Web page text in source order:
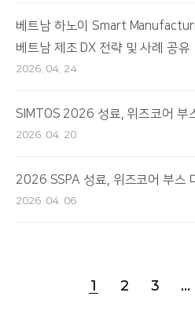
베트남 하노이 Smart
베트남 제조 DX 전략 및 사례 공유
2026. 04. 24
SIMTOS 2026 성료, 위즈코어 부
2026. 04. 20
2026 SSPA 성료, 위즈코어 부스
2026. 04. 06
1 2 3 ...